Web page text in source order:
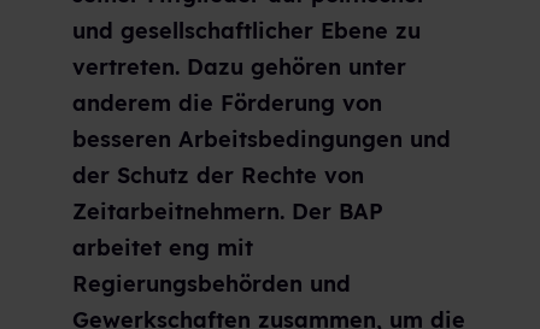
und gesellschaftlicher Ebene zu
vertreten. Dazu gehören unter
anderem die Förderung von
besseren Arbeitsbedingungen und
der Schutz der Rechte von
Zeitarbeitnehmern. Der BAP
arbeitet eng mit
Regierungsbehörden und
Gewerkschaften zusammen, um die